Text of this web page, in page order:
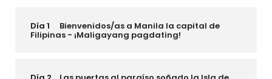
Día 1 Bienvenidos/as a Manila la capital de
Filipinas - ¡Maligayang pagdating!